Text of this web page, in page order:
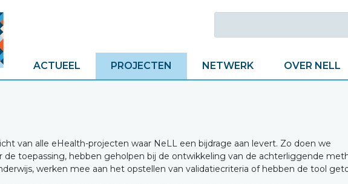
ACTUEEL PROJECTEN NETWERK OVER NELL
van alle eHealth-projecten waar NeLL een bijdrage aan levert. Zo doen we
de toepassing, hebben geholpen bij de ontwikkeling van de achterliggende
werken mee aan het opstellen van validatiecriteria of hebben de tool